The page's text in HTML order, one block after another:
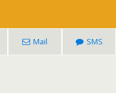
Mail SMS